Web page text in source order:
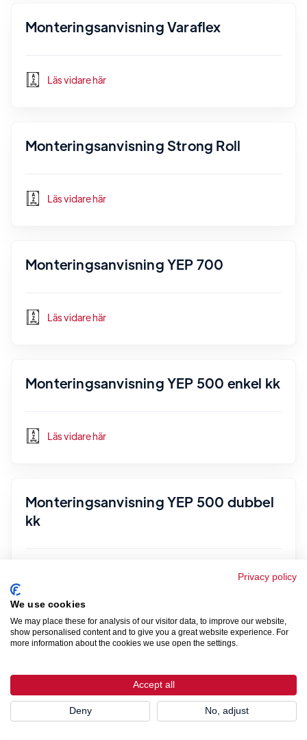
Monteringsanvisning Varaflex
Läs vidare här
Monteringsanvisning Strong Roll
Läs vidare här
Monteringsanvisning YEP 700
Läs vidare här
Monteringsanvisning YEP 500 enkel kk
Läs vidare här
Monteringsanvisning YEP 500 dubbel
kk
Monteringsanvisning YAP 500
Privacy policy
We use cookies
We may place these for analysis of our visitor data, to improve our website,
show personalised content and to give you a great website experience. For
more information about the cookies we use open the settings.
Accept all
Deny No, adjust